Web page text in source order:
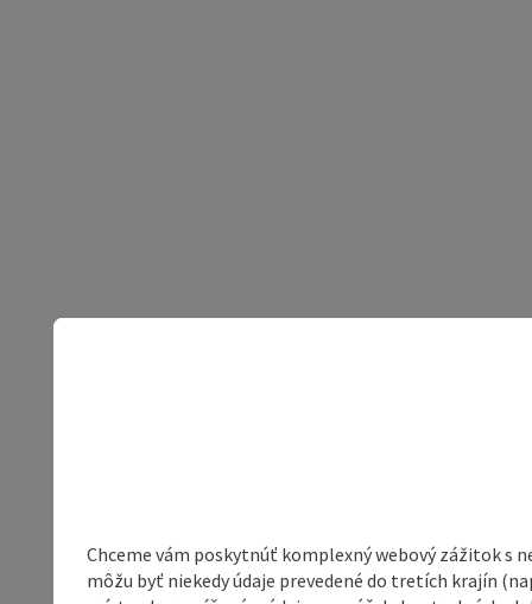
Chceme vám poskytnúť komplexný webový zážitok s
môžu byť niekedy údaje prevedené do tretích krajín